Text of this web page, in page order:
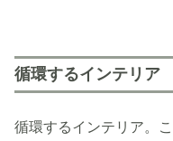
循環するインテリア
循環するインテリア。